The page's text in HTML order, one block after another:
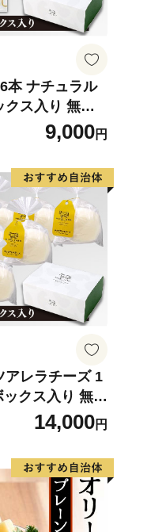
本 ナチュラル
クス入り 無添
お歳暮 プレゼ
母の日 父の
9,000円
アレラチーズ 1
クス入り 無添
レゼント 誕生日
日】(H10214
14,000円